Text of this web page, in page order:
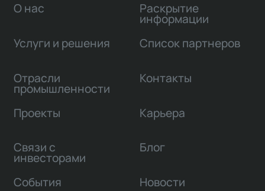
О нас
Услуги и решения
Отрасли
промышленности
Проекты
Связи с
инвесторами
Раскрытие
информации
Список партнеров
Контакты
Карьера
Блог
События Новости